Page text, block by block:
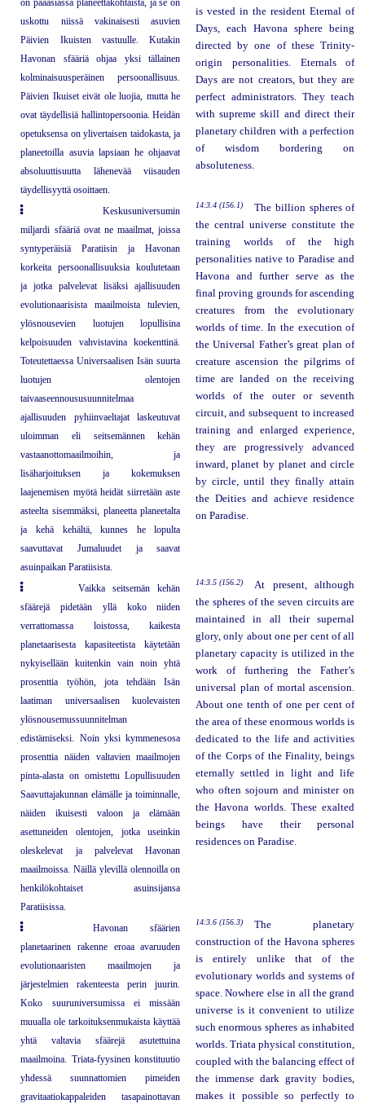
on pääasiassa planeettakohtaista, ja se on
uskottu niissä vakinaisesti asuvien
Päivien Ikuisten vastuulle. Kutakin
Havonan sfääriä ohjaa yksi tällainen
kolminaisuusperäinen persoonallisuus.
Päivien Ikuiset eivät ole luojia, mutta he
ovat täydellisiä hallintopersoonia. Heidän
opetuksensa on ylivertaisen taidokasta, ja
planeetoilla asuvia lapsiaan he ohjaavat
absoluuttisuutta lähenevää viisauden
täydellisyyttä osoittaen.
is vested in the resident Eternal of
Days, each Havona sphere being
directed by one of these Trinity-
origin personalities. Eternals of
Days are not creators, but they are
perfect administrators. They teach
with supreme skill and direct their
planetary children with a perfection
of wisdom bordering on
absoluteness.
Keskusuniversumin
miljardi sfääriä ovat ne maailmat, joissa
syntyperäisiä Paratiisin ja Havonan
korkeita persoonallisuuksia koulutetaan
ja jotka palvelevat lisäksi ajallisuuden
evolutionaarisista maailmoista tulevien,
ylösnousevien luotujen lopullisina
kelpoisuuden vahvistavina koekenttinä.
Toteutettaessa Universaalisen Isän suurta
luotujen olentojen
taivaaseennoususuunnitelmaa
ajallisuuden pyhiinvaeltajat laskeutuvat
uloimman eli seitsemännen kehän
vastaanottomaailmoihin, ja
lisäharjoituksen ja kokemuksen
laajenemisen myötä heidät siirretään aste
asteelta sisemmäksi, planeetta planeetalta
ja kehä kehältä, kunnes he lopulta
saavuttavat Jumaluudet ja saavat
asuinpaikan Paratiisista.
14:3.4 (156.1)
The billion spheres of
the central universe constitute the
training worlds of the high
personalities native to Paradise and
Havona and further serve as the
final proving grounds for ascending
creatures from the evolutionary
worlds of time. In the execution of
the Universal Father’s great plan of
creature ascension the pilgrims of
time are landed on the receiving
worlds of the outer or seventh
circuit, and subsequent to increased
training and enlarged experience,
they are progressively advanced
inward, planet by planet and circle
by circle, until they finally attain
the Deities and achieve residence
on Paradise.
Vaikka seitsemän kehän
sfäärejä pidetään yllä koko niiden
verrattomassa loistossa, kaikesta
planetaarisesta kapasiteetista käytetään
nykyisellään kuitenkin vain noin yhtä
prosenttia työhön, jota tehdään Isän
laatiman universaalisen kuolevaisten
ylösnousemussuunnitelman
edistämiseksi. Noin yksi kymmenesosa
prosenttia näiden valtavien maailmojen
pinta-alasta on omistettu Lopullisuuden
Saavuttajakunnan elämälle ja toiminnalle,
näiden ikuisesti valoon ja elämään
asettuneiden olentojen, jotka useinkin
oleskelevat ja palvelevat Havonan
maailmoissa. Näillä ylevillä olennoilla on
henkilökohtaiset asuinsijansa
Paratiisissa.
14:3.5 (156.2)
At present, although
the spheres of the seven circuits are
maintained in all their supernal
glory, only about one per cent of all
planetary capacity is utilized in the
work of furthering the Father’s
universal plan of mortal ascension.
About one tenth of one per cent of
the area of these enormous worlds is
dedicated to the life and activities
of the Corps of the Finality, beings
eternally settled in light and life
who often sojourn and minister on
the Havona worlds. These exalted
beings have their personal
residences on Paradise.
Havonan sfäärien
planetaarinen rakenne eroaa avaruuden
evolutionaaristen maailmojen ja
järjestelmien rakenteesta perin juurin.
Koko suuruniversumissa ei missään
muualla ole tarkoituksenmukaista käyttää
yhtä valtavia sfäärejä asutettuina
maailmoina. Triata-fyysinen konstituutio
yhdessä suunnattomien pimeiden
gravitaatiokappaleiden tasapainottavan
14:3.6 (156.3)
The planetary
construction of the Havona spheres
is entirely unlike that of the
evolutionary worlds and systems of
space. Nowhere else in all the grand
universe is it convenient to utilize
such enormous spheres as inhabited
worlds. Triata physical constitution,
coupled with the balancing effect of
the immense dark gravity bodies,
makes it possible so perfectly to